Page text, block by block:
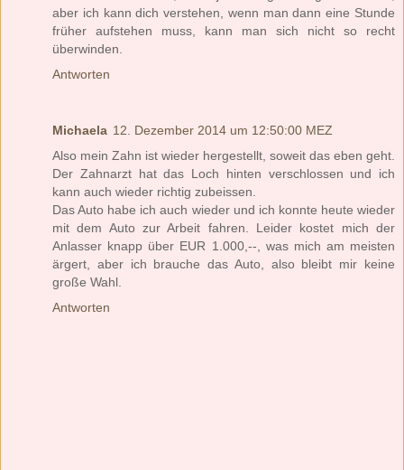
aber ich kann dich verstehen, wenn man dann eine Stunde
früher aufstehen muss, kann man sich nicht so recht
überwinden.
Antworten
Michaela 12. Dezember 2014 um 12:50:00 MEZ
Also mein Zahn ist wieder hergestellt, soweit das eben geht.
Der Zahnarzt hat das Loch hinten verschlossen und ich
kann auch wieder richtig zubeissen.
Das Auto habe ich auch wieder und ich konnte heute wieder
mit dem Auto zur Arbeit fahren. Leider kostet mich der
Anlasser knapp über EUR 1.000,--, was mich am meisten
ärgert, aber ich brauche das Auto, also bleibt mir keine
große Wahl.
Antworten